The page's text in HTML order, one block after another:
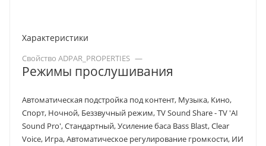
Характеристики
Свойство ADPAR_PROPERTIES —
Режимы прослушивания
Автоматическая подстройка под контент, Музыка, Кино,
Спорт, Ночной, Беззвучный режим, TV Sound Share - TV 'AI
Sound Pro', Стандартный, Усиление баса Bass Blast, Clear
Voice, Игра, Автоматическое регулирование громкости, ИИ